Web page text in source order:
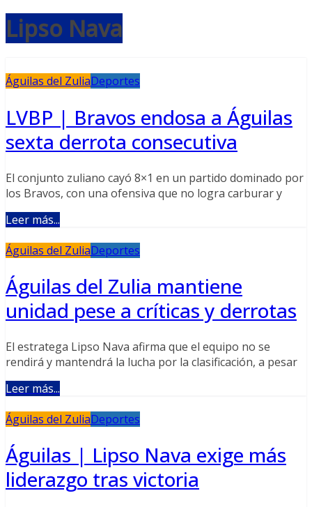
Lipso Nava
Águilas del ZuliaDeportes
LVBP | Bravos endosa a Águilas
sexta derrota consecutiva
El conjunto zuliano cayó 8×1 en un partido dominado por
los Bravos, con una ofensiva que no logra carburar y
Leer más...
Águilas del ZuliaDeportes
Águilas del Zulia mantiene
unidad pese a críticas y derrotas
El estratega Lipso Nava afirma que el equipo no se
rendirá y mantendrá la lucha por la clasificación, a pesar
Leer más...
Águilas del ZuliaDeportes
Águilas | Lipso Nava exige más
liderazgo tras victoria